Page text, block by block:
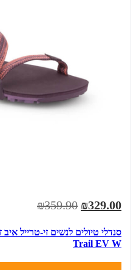
₪329.00
₪359.90
Trail EV W